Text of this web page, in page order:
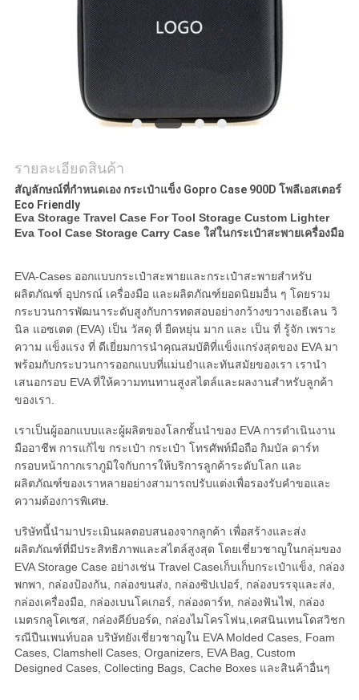
รายละเอียดสินค้า
สัญลักษณ์ที่กําหนดเอง กระเป๋าแข็ง Gopro Case 900D โพลีเอสเตอร์
Eco Friendly
Eva Storage Travel Case For Tool Storage Custom Lighter
Eva Tool Case Storage Carry Case ใส่ในกระเป๋าสะพายเครื่องมือ
EVA-Cases ออกแบบกระเป๋าสะพายและกระเป๋าสะพายสําหรับ
ผลิตภัณฑ์ อุปกรณ์ เครื่องมือ และผลิตภัณฑ์ยอดนิยมอื่น ๆ โดยรวม
กระบวนการพัฒนาระดับสูงกับการทดสอบอย่างกว้างขวางเอธีเลน วิ
นิล แอซเตต (EVA) เป็น วัสดุ ที่ ยืดหยุ่น มาก และ เป็น ที่ รู้จัก เพราะ
ความ แข็งแรง ที่ ดีเยี่ยมการนําคุณสมบัติที่แข็งแกร่งสุดของ EVA มา
พร้อมกับกระบวนการออกแบบที่แม่นยําและทันสมัยของเรา เรานํา
เสนอกรอบ EVA ที่ให้ความทนทานสูงสไตล์และผลงานสําหรับลูกค้า
ของเรา.
เราเป็นผู้ออกแบบและผู้ผลิตของโลกชั้นนําของ EVA การดําเนินงาน
มืออาชีพ การแก้ไข กระเป๋า กระเป๋า โทรศัพท์มือถือ กิมบัล ดาร์ท
กรอบหน้ากากเราภูมิใจกับการให้บริการลูกค้าระดับโลก และ
ผลิตภัณฑ์ของเราหลายอย่างสามารถปรับแต่งเพื่อรองรับคําขอและ
ความต้องการพิเศษ.
บริษัทนี้นํามาประเมินผลตอบสนองจากลูกค้า เพื่อสร้างและส่ง
ผลิตภัณฑ์ที่มีประสิทธิภาพและสไตล์สูงสุด โดยเชี่ยวชาญในกลุ่มของ
EVA Storage Case อย่างเช่น Travel Caseเก็บเก็บกระเป๋าแข็ง, กล่อง
พกพา, กล่องป้องกัน, กล่องขนส่ง, กล่องซิปเปอร์, กล่องบรรจุและส่ง,
กล่องเครื่องมือ, กล่องเบนโคเกอร์, กล่องดาร์ท, กล่องฟันไฟ, กล่อง
เมตรกลูโคเซส, กล่องคีย์บอร์ด, กล่องไมโครโฟน,เคสนินเทนโดสวิชก
รณีปืนเพนท์บอล บริษัทยังเชี่ยวชาญใน EVA Molded Cases, Foam
Cases, Clamshell Cases, Organizers, EVA Bag, Custom
Designed Cases, Collecting Bags, Cache Boxes และสินค้าอื่นๆ